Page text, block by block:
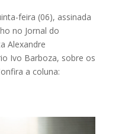
feira (06), assinada
no Jornal do
Alexandre
Ivo Barboza, sobre os
a coluna: